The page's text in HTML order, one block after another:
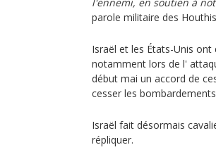
parole militaire des
Israël et les États-Unis
notamment lors de l'
début mai un accord de
cesser les
Israël fait désormais
répliquer.